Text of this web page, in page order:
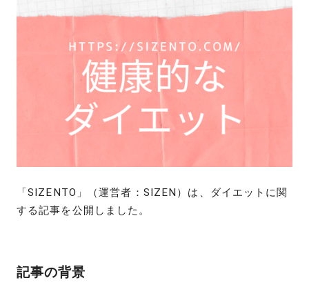
「SIZENTO」（運営者：SIZEN）は、ダイエットに関
する記事を公開しました。
記事の背景